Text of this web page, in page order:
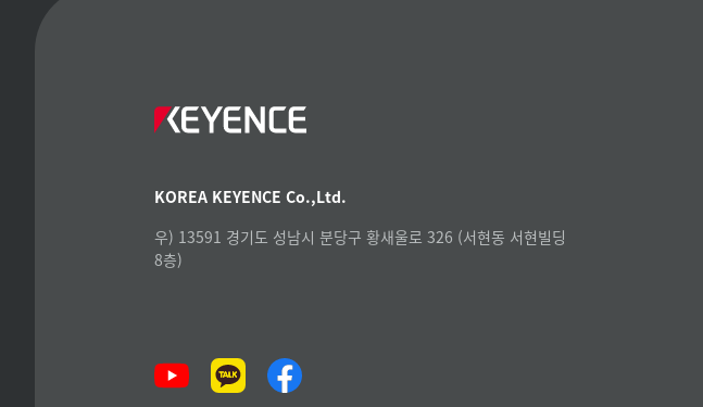
KOREA KEYENCE Co.,Ltd.
우) 13591 경기도 성남시 분당구 황새울로 326 (서현동 서현빌딩
8층)